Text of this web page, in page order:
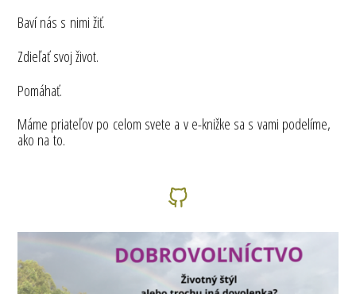
Baví nás s nimi žiť.
Zdieľať svoj život.
Pomáhať.
Máme priateľov po celom svete a v e-knižke sa s vami podelíme,
ako na to.